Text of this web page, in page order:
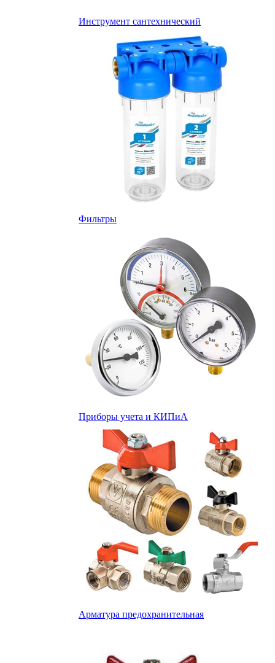
Инструмент сантехнический
Фильтры
Приборы учета и КИПиА
Арматура предохранительная